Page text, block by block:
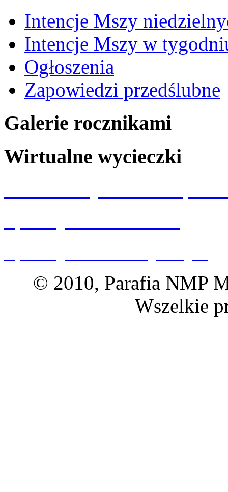
Intencje Mszy
Intencje Mszy w
Ogłoszenia
Zapowiedzi przedślubne
Galerie rocznikami
Wirtualne wycieczki
© 2010, Parafia NMP
Wszelkie